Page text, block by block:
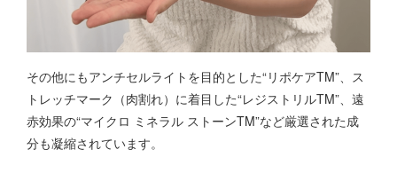
その他にもアンチセルライトを目的とした“リポケアTM”、ス
トレッチマーク（肉割れ）に着目した“レジストリルTM”、遠
赤効果の“マイクロ ミネラル ストーンTM”など厳選された成
分も凝縮されています。